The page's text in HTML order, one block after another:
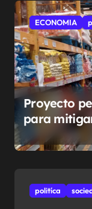
ECONOMIA
Proyecto
para
municipales
politíca